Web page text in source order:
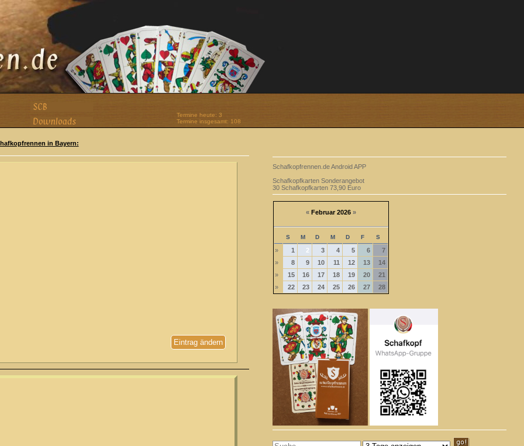
Termine heute: 3
Termine insgesamt: 108
in Bayern:
Eintrag ändern
Schafkopfrennen.de Android APP
Schafkopfkarten Sonderangebot
30 Schafkopfkarten 73,90 Euro
« Februar 2026 »
S M D M D F S
» 1 2 3 4 5 6
7
»
8 9 10 11 12 13
14
»
15 16 17 18 19 20
21
»
22 23 24 25 26 27 28